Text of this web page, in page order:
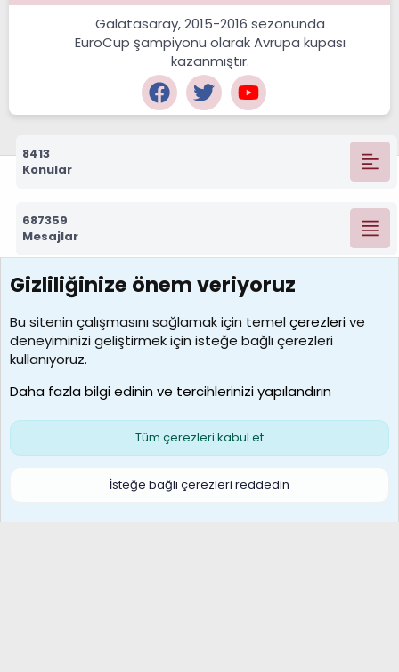
Galatasaray, 2015-2016 sezonunda
EuroCup şampiyonu olarak Avrupa kupası
kazanmıştır.
8413
Konular
687359
Mesajlar
7392
Kullanıcılar
MosesBrownHayranı
Son üye
Çerezler
S
Gizliliğinize önem veriyoruz
Bu sitenin çalışmasını sağlamak için temelçerezlerive
deneyiminizi geliştirmek için isteğe bağlı çerezleri
kullanıyoruz.
Daha fazla bilgi edinin ve tercihlerinizi yapılandırın
Tüm çerezleri kabul et
İsteğe bağlı çerezleri reddedin